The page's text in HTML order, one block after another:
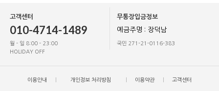
고객센터
010-4714-1489
월 - 일 8:00 - 23:00
HOLIDAY OFF
무통장입금정보
예금주명 : 장덕남
국민 271-21-0116-383
이용안내 개인정보 처리방침 이용약관 고객센터